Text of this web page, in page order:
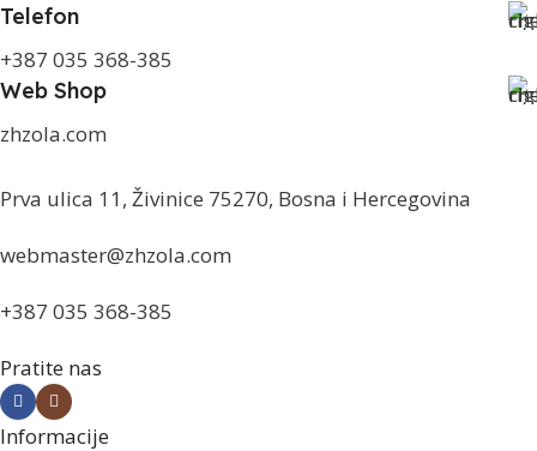
Telefon
+387 035 368-385
Web Shop
zhzola.com
Prva ulica 11, Živinice 75270, Bosna i Hercegovina
webmaster@zhzola.com
+387 035 368-385
Pratite nas
Informacije